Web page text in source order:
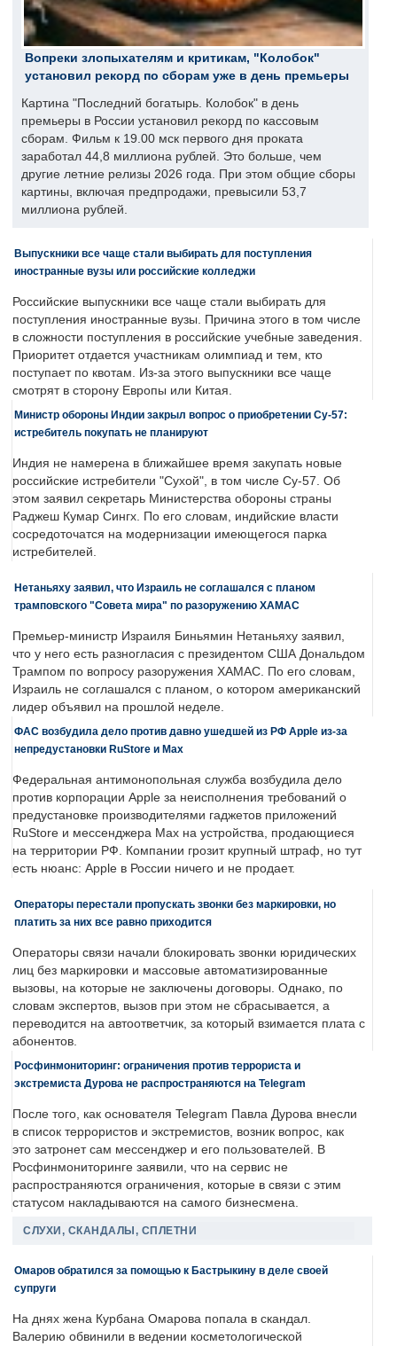
Вопреки злопыхателям и критикам, "Колобок"
установил рекорд по сборам уже в день премьеры
Картина "Последний богатырь. Колобок" в день
премьеры в России установил рекорд по кассовым
сборам. Фильм к 19.00 мск первого дня проката
заработал 44,8 миллиона рублей. Это больше, чем
другие летние релизы 2026 года. При этом общие сборы
картины, включая предпродажи, превысили 53,7
миллиона рублей.
Выпускники все чаще стали выбирать для поступления
иностранные вузы или российские колледжи
Российские выпускники все чаще стали выбирать для
поступления иностранные вузы. Причина этого в том числе
в сложности поступления в российские учебные заведения.
Приоритет отдается участникам олимпиад и тем, кто
поступает по квотам. Из-за этого выпускники все чаще
смотрят в сторону Европы или Китая.
Министр обороны Индии закрыл вопрос о приобретении Су-57:
истребитель покупать не планируют
Индия не намерена в ближайшее время закупать новые
российские истребители "Сухой", в том числе Су-57. Об
этом заявил секретарь Министерства обороны страны
Раджеш Кумар Сингх. По его словам, индийские власти
сосредоточатся на модернизации имеющегося парка
истребителей.
Нетаньяху заявил, что Израиль не соглашался с планом
трамповского "Совета мира" по разоружению ХАМАС
Премьер-министр Израиля Биньямин Нетаньяху заявил,
что у него есть разногласия с президентом США Дональдом
Трампом по вопросу разоружения ХАМАС. По его словам,
Израиль не соглашался с планом, о котором американский
лидер объявил на прошлой неделе.
ФАС возбудила дело против давно ушедшей из РФ Apple из-за
непредустановки RuStore и Max
Федеральная антимонопольная служба возбудила дело
против корпорации Apple за неисполнения требований о
предустановке производителями гаджетов приложений
RuStore и мессенджера Max на устройства, продающиеся
на территории РФ. Компании грозит крупный штраф, но тут
есть нюанс: Apple в России ничего и не продает.
Операторы перестали пропускать звонки без маркировки, но
платить за них все равно приходится
Операторы связи начали блокировать звонки юридических
лиц без маркировки и массовые автоматизированные
вызовы, на которые не заключены договоры. Однако, по
словам экспертов, вызов при этом не сбрасывается, а
переводится на автоответчик, за который взимается плата с
абонентов.
Росфинмониторинг: ограничения против террориста и
экстремиста Дурова не распространяются на Telegram
После того, как основателя Telegram Павла Дурова внесли
в список террористов и экстремистов, возник вопрос, как
это затронет сам мессенджер и его пользователей. В
Росфинмониторинге заявили, что на сервис не
распространяются ограничения, которые в связи с этим
статусом накладываются на самого бизнесмена.
СЛУХИ, СКАНДАЛЫ, СПЛЕТНИ
Омаров обратился за помощью к Бастрыкину в деле своей
супруги
На днях жена Курбана Омарова попала в скандал.
Валерию обвинили в ведении косметологической